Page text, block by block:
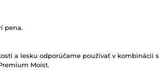
pena.
a lesku odporúčame používať v kombinácii s
Moist.